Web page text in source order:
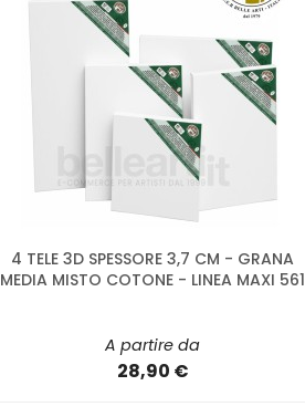
4 TELE 3D SPESSORE 3,7 CM - GRANA
MEDIA MISTO COTONE - LINEA MAXI 561
A partire da
28,90 €